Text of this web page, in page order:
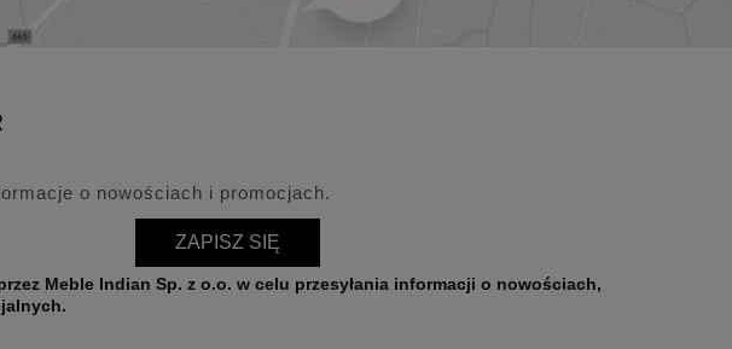
o nowościach i promocjach.
ZAPISZ SIĘ